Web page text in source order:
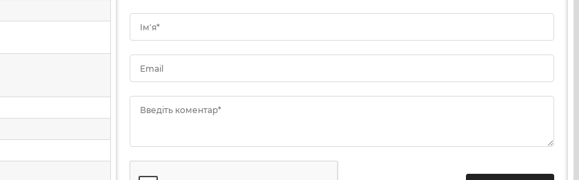
Ім'я*
Email
Введіть коментар*